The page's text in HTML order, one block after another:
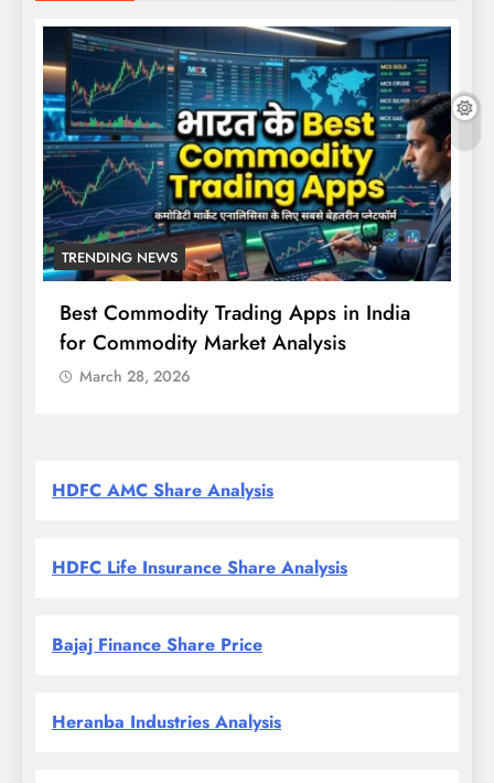
TRENDING NEWS
Best Commodity Trading Apps in India
for Commodity Market Analysis
March 28, 2026
HDFC AMC Share Analysis
HDFC Life Insurance Share Analysis
Bajaj Finance Share Price
Heranba Industries Analysis